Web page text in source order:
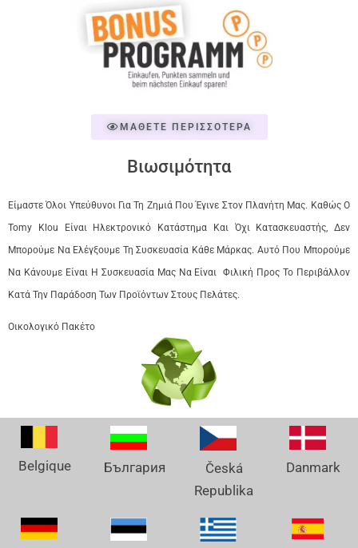
ΜΑΘΕΤΕ ΠΕΡΙΣΣΟΤΕΡΑ
Βιωσιμότητα
Είμαστε Όλοι Υπεύθυνοι Για Τη Ζημιά Που Έγινε Στον Πλανήτη Μας. Καθώς Ο
Tomy Klou Είναι Ηλεκτρονικό Κατάστημα Και Όχι Κατασκευαστής, Δεν
Μπορούμε Να Ελέγξουμε Τη Συσκευασία Κάθε Μάρκας. Αυτό Που Μπορούμε
Να Κάνουμε Είναι Η Συσκευασία Μας Να Είναι Φιλική Προς Το Περιβάλλον
Κατά Την Παράδοση Των Προϊόντων Στους Πελάτες.
Οικολογικό Πακέτο
Belgique България
Česká
Republika
Danmark